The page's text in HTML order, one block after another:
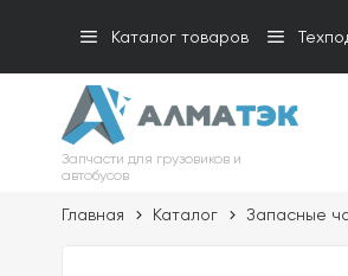
Каталог товаров
Запчасти для грузовиков и
автобусов
Главная Каталог Запасные